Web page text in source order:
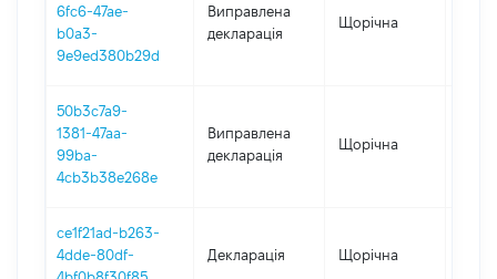
6fc6-47ae-
b0a3-
9e9ed380b29d
Виправлена
декларація
Щорічна
50b3c7a9-
1381-47aa-
99ba-
4cb3b38e268e
Виправлена
декларація
Щорічна
ce1f21ad-b263-
4dde-80df-
Декларація Щорічна